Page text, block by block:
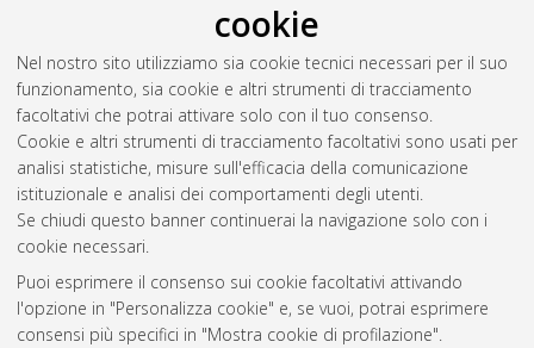
cookie
Nel nostro sito utilizziamo sia cookie tecnici necessari per il suo
funzionamento, sia cookie e altri strumenti di tracciamento
facoltativi che potrai attivare solo con il tuo consenso.
Cookie e altri strumenti di tracciamento facoltativi sono usati per
analisi statistiche, misure sull'efficacia della comunicazione
istituzionale e analisi dei comportamenti degli utenti.
Se chiudi questo banner continuerai la navigazione solo con i
cookie necessari.
Puoi esprimere il consenso sui cookie facoltativi attivando
l'opzione in "Personalizza cookie" e, se vuoi, potrai esprimere
consensi più specifici in "Mostra cookie di profilazione".
(2012)Weighted Inequalities and
, [Dissertation thesis], Alma Mater Studiorum
Università di Bologna. Dottorato di ricerca inMatematica, 24
Ciclo. DOI 10.6092/unibo/amsdottorato/4896.
Questa lista e' stata generata il Thu Aug 6 20:49:24 2026
Atom
Rss 1.0
Rss 2.0